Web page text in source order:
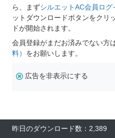
ら、まずシルエットAC会員ログ
ットダウンロードボタンをクリ
ドが開始されます。
会員登録がまだお済みでない方は
料） をお願いします。
広告を非表示にする
昨日のダウンロード数：2,389